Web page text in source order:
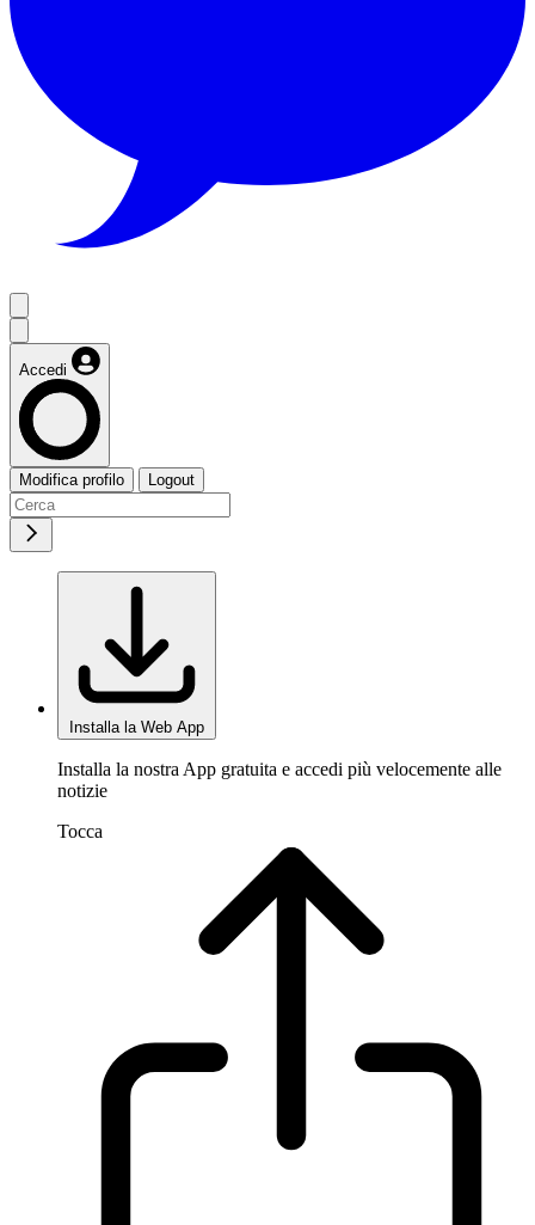
Accedi
Modifica profilo Logout
Installa la Web App
Installa la nostra App gratuita e accedi più velocemente alle
notizie
Tocca